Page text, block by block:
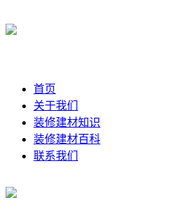
首页
关于我们
装修建材知识
装修建材百科
联系我们